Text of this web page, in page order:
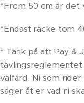
*From 50 cm är det
*Endast räcke tom
* Tänk på att Pay &
tävlingsreglementet
välfärd. Ni som
säger åt er vad ni